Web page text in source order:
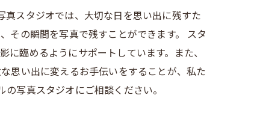
スタジオでは、大切な日を思い出に残すた
その瞬間を写真で残すことができます。 スタ
臨めるようにサポートしています。また、
思い出に変えるお手伝いをすることが、私た
写真スタジオにご相談ください。